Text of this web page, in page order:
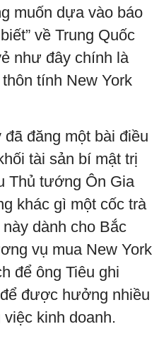
muốn dựa vào báo
về Trung Quốc
như đây chính là
tính New York
đăng một bài điều
tài sản bí mật trị
Thủ tướng Ôn Gia
khác gì một cốc trà
dành cho Bắc
vụ mua New York
để ông Tiêu ghi
được hưởng nhiều
kinh doanh.